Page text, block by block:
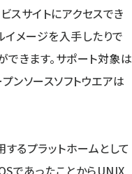
スサイトにアクセスでき
イメージを入手したりで
きます。サポート対象は
ンソースソフトウエアは
るプラットホームとして
であったことからUNIX